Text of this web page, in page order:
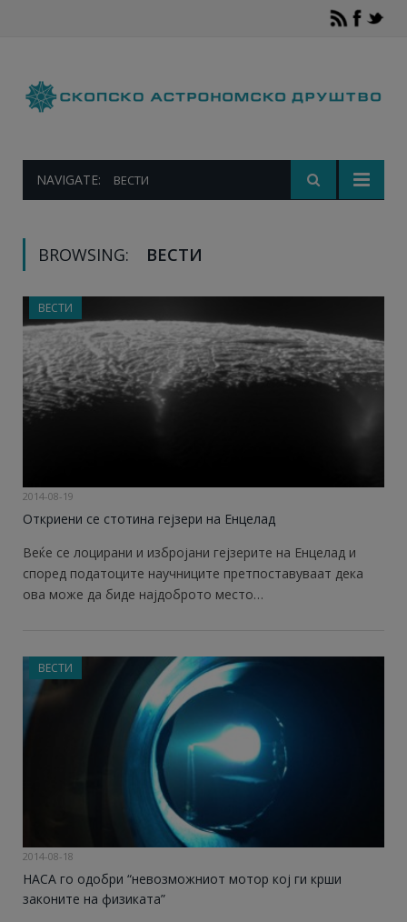
NAVIGATE: ВЕСТИ
BROWSING: ВЕСТИ
ВЕСТИ
2014-08-19
Откриени се стотина гејзери на Енцелад
Веќе се лоцирани и избројани гејзерите на Енцелад и
според податоците научниците претпоставуваат дека
ова може да биде најдоброто место…
ВЕСТИ
2014-08-18
НАСА го одобри “невозможниот мотор кој ги крши
законите на физиката”